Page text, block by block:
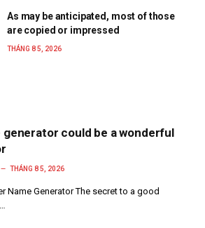
As may be anticipated, most of those
are copied or impressed
THÁNG 8 5, 2026
generator could be a wonderful
THÁNG 8 5, 2026
Name Generator The secret to a good